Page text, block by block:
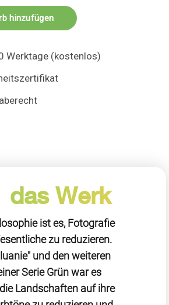
das Werk
ist es, Fotografie
zu reduzieren.
und den weiteren
Serie Grün war es
Landschaften auf ihre